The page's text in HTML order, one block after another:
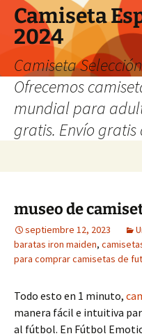
Camiseta
2024
Camiseta
Ofrecemos
mundial para
gratis. Envío gratis
museo de
septiembre 12, 2023
baratas iron maiden,
para comprar camisetas de
Todo esto en 1 minuto,
manera fácil e intuitiva
al fútbol. En Fútbol